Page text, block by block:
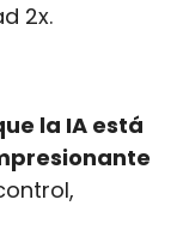
2x.
la IA está